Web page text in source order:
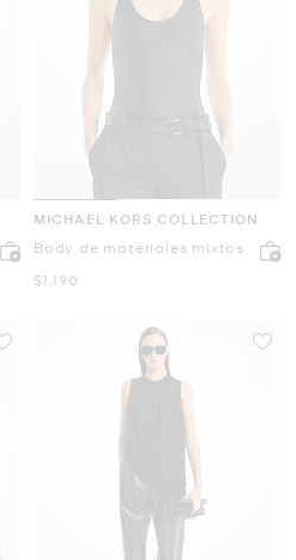
MICHAEL KORS COLLECTION
Body de materiales mixtos
Ahora
$1,190